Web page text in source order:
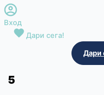
Вход
Дари сега!
Дари
5